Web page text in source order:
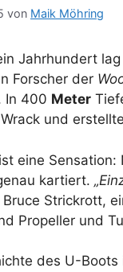
von Maik Möhring
Jahrhundert
Forscher der
In 400 Meter
und
eine Sensation:
kartiert.
Strickrott,
Propeller und
des U-